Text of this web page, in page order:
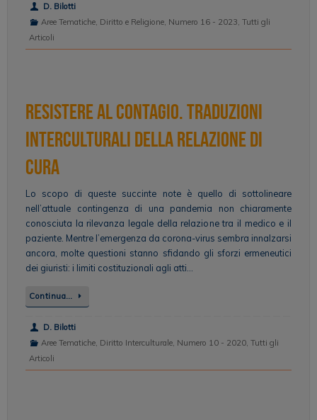
D. Bilotti
Aree Tematiche, Diritto e Religione, Numero 16 - 2023, Tutti gli
Articoli
Resistere al contagio. Traduzioni
interculturali della relazione di
cura
Lo scopo di queste succinte note è quello di sottolineare
nell’attuale contingenza di una pandemia non chiaramente
conosciuta la rilevanza legale della relazione tra il medico e il
paziente. Mentre l’emergenza da corona-virus sembra innalzarsi
ancora, molte questioni stanno sfidando gli sforzi ermeneutici
dei giuristi: i limiti costituzionali agli atti…
Continua…
D. Bilotti
Aree Tematiche, Diritto Interculturale, Numero 10 - 2020, Tutti gli
Articoli